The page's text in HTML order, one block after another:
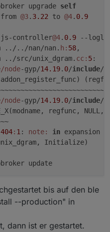
upgrade self
@3 . 3.22 to @4. 0.9
controller@4. 0.9 --
../../nan/nan. h: 58,
../src/unix_dgram.
cc: 5:
node-gyp/14.19. 0/include/
node-gyp/14.19. 0/include/
regfunc,
404: 1 : note: in expansion of
Initialize)
update
bis auf den ble
--production" in
dann ist er gestartet.